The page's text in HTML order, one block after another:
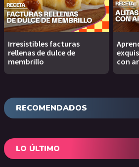
Irresistibles facturas
rellenas de dulce de
membrillo
con
RECOMENDADOS
LO ÚLTIMO